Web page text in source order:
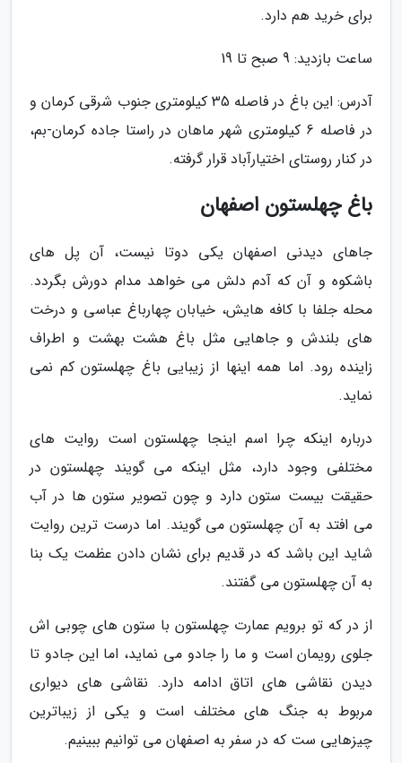
برای خرید هم دارد.
ساعت بازدید: 9 صبح تا 19
آدرس: این باغ در فاصله 35 کیلومتری جنوب شرقی کرمان و
در فاصله 6 کیلومتری شهر ماهان در راستا جاده کرمان-بم،
در کنار روستای اختیارآباد قرار گرفته.
باغ چهلستون اصفهان
جاهای دیدنی اصفهان یکی دوتا نیست، آن پل های
باشکوه و آن که آدم دلش می خواهد مدام دورش بگردد.
محله جلفا با کافه هایش، خیابان چهارباغ عباسی و درخت
های بلندش و جاهایی مثل باغ هشت بهشت و اطراف
زاینده رود. اما همه اینها از زیبایی باغ چهلستون کم نمی
نماید.
درباره اینکه چرا اسم اینجا چهلستون است روایت های
مختلفی وجود دارد، مثل اینکه می گویند چهلستون در
حقیقت بیست ستون دارد و چون تصویر ستون ها در آب
می افتد به آن چهلستون می گویند. اما درست ترین روایت
شاید این باشد که در قدیم برای نشان دادن عظمت یک بنا
به آن چهلستون می گفتند.
از در که تو برویم عمارت چهلستون با ستون های چوبی اش
جلوی رویمان است و ما را جادو می نماید، اما این جادو تا
دیدن نقاشی های اتاق ادامه دارد. نقاشی های دیواری
مربوط به جنگ های مختلف است و یکی از زیباترین
چیزهایی ست که در سفر به اصفهان می توانیم ببینیم.